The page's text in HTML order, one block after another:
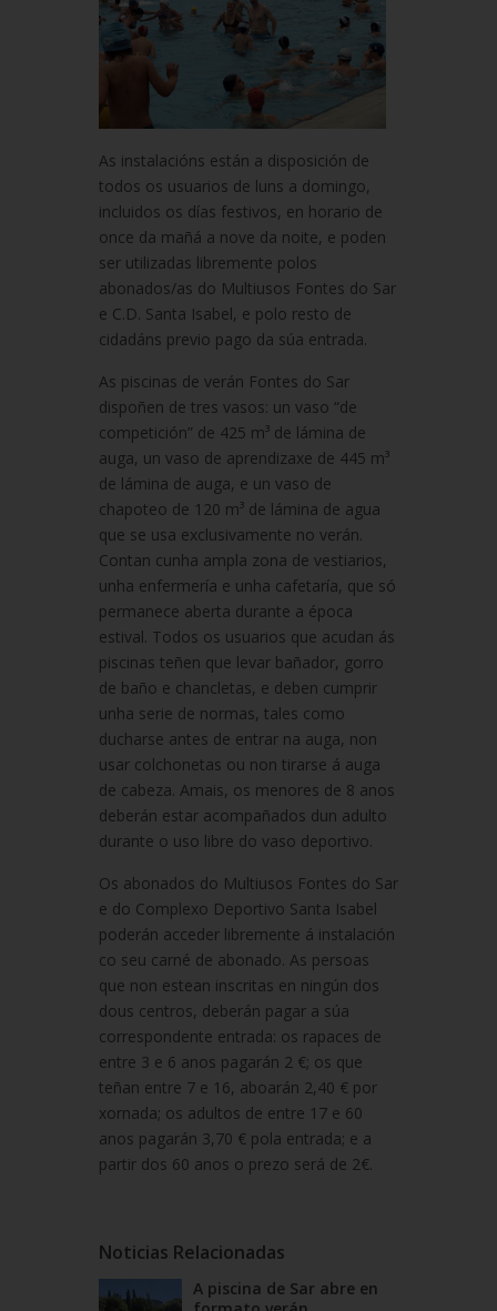
As instalacións están a disposición de
todos os usuarios de luns a domingo,
incluidos os días festivos, en horario de
once da mañá a nove da noite, e poden
ser utilizadas libremente polos
abonados/as do Multiusos Fontes do Sar
e C.D. Santa Isabel, e polo resto de
cidadáns previo pago da súa entrada.
As piscinas de verán Fontes do Sar
dispoñen de tres vasos: un vaso “de
competición” de 425 m³ de lámina de
auga, un vaso de aprendizaxe de 445 m³
de lámina de auga, e un vaso de
chapoteo de 120 m³ de lámina de agua
que se usa exclusivamente no verán.
Contan cunha ampla zona de vestiarios,
unha enfermería e unha cafetaría, que só
permanece aberta durante a época
estival. Todos os usuarios que acudan ás
piscinas teñen que levar bañador, gorro
de baño e chancletas, e deben cumprir
unha serie de normas, tales como
ducharse antes de entrar na auga, non
usar colchonetas ou non tirarse á auga
de cabeza. Amais, os menores de 8 anos
deberán estar acompañados dun adulto
durante o uso libre do vaso deportivo.
Os abonados do Multiusos Fontes do Sar
e do Complexo Deportivo Santa Isabel
poderán acceder libremente á instalación
co seu carné de abonado. As persoas
que non estean inscritas en ningún dos
dous centros, deberán pagar a súa
correspondente entrada: os rapaces de
entre 3 e 6 anos pagarán 2 €; os que
teñan entre 7 e 16, aboarán 2,40 € por
xornada; os adultos de entre 17 e 60
anos pagarán 3,70 € pola entrada; e a
partir dos 60 anos o prezo será de 2€.
Noticias Relacionadas
A piscina de Sar abre en